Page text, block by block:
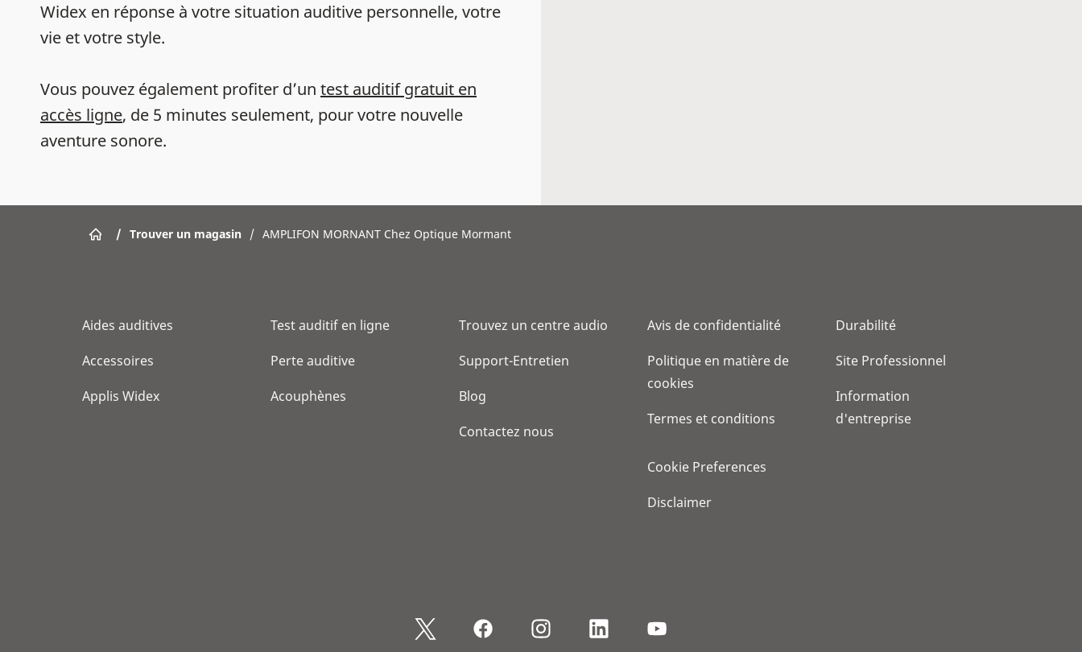
Widex en réponse à votre situation auditive personnelle, votre
vie et votre style.
Vous pouvez également profiter d’un test auditif gratuit en
accès ligne, de 5 minutes seulement, pour votre nouvelle
aventure sonore.
/ Trouver un magasin / AMPLIFON MORNANT Chez Optique Mormant
Aides auditives
Accessoires
Applis Widex
Test auditif en ligne
Perte auditive
Acouphènes
Trouvez un centre audio
Support-Entretien
Blog
Contactez nous
Avis de confidentialité
Politique en matière de
cookies
Termes et conditions
Cookie Preferences
Disclaimer
Durabilité
Site Professionnel
Information
d'entreprise